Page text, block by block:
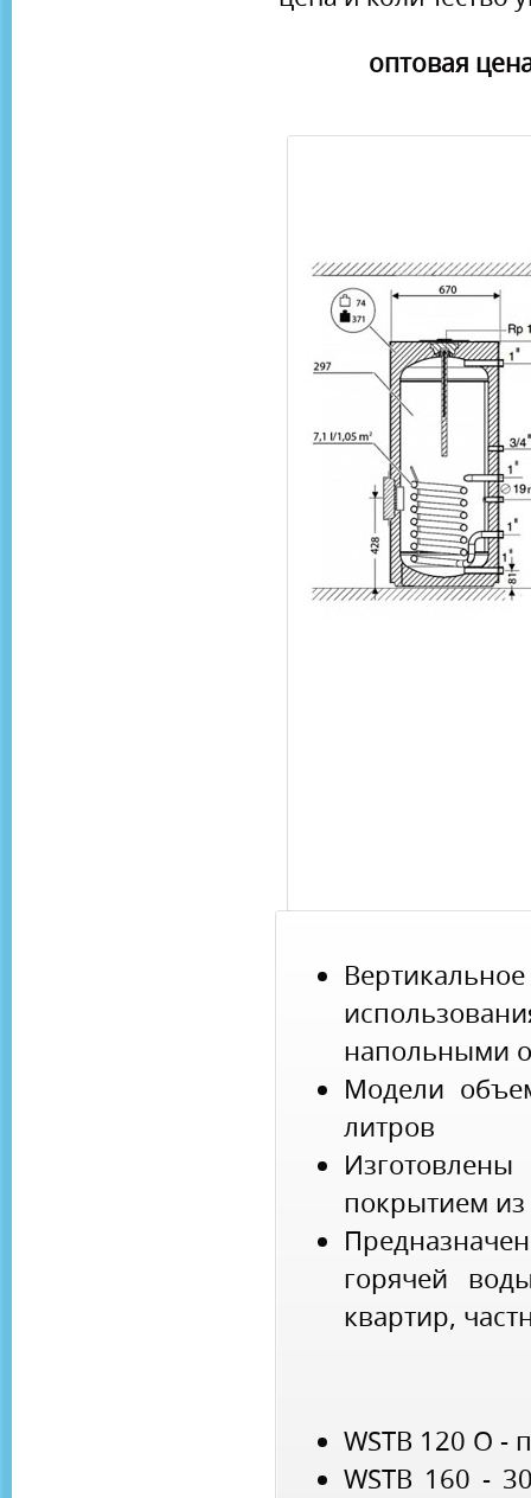
оптовая
напольными
Модели
литров
покрытием
горячей
квартир,
WSTB 120 O -
WSTB 160 -